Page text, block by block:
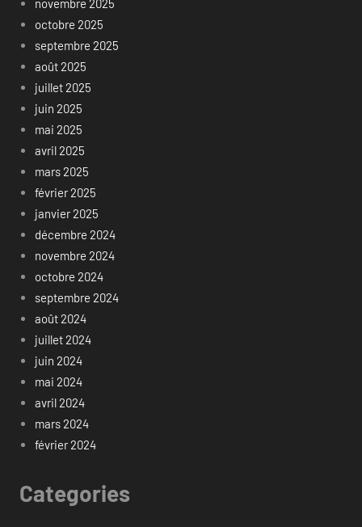
novembre 2025
octobre 2025
septembre 2025
août 2025
juillet 2025
juin 2025
mai 2025
avril 2025
mars 2025
février 2025
janvier 2025
décembre 2024
novembre 2024
octobre 2024
septembre 2024
août 2024
juillet 2024
juin 2024
mai 2024
avril 2024
mars 2024
février 2024
Categories